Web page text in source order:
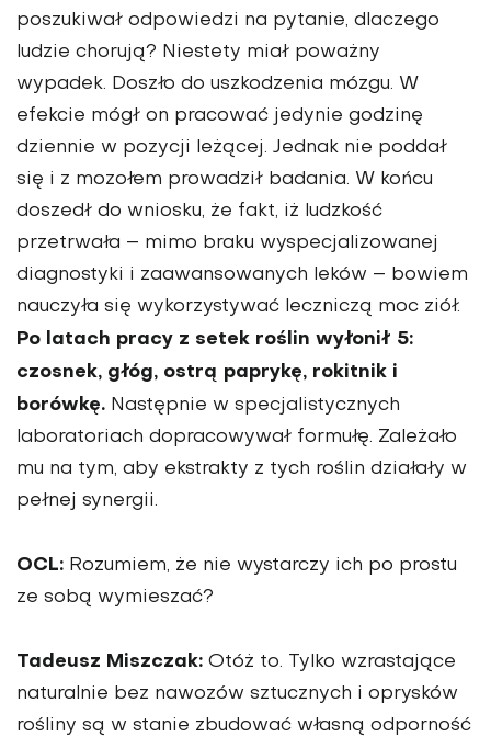
poszukiwał odpowiedzi na pytanie, dlaczego
ludzie chorują? Niestety miał poważny
wypadek. Doszło do uszkodze­nia mózgu. W
efekcie mógł on pracować jedynie godzinę
dziennie w pozycji leżącej. Jednak nie poddał
się i z mo­zołem prowadził badania. W końcu
doszedł do wniosku, że fakt, iż ludzkość
przetrwała – mimo braku wyspecjalizo­wanej
diagnostyki i zaawansowanych leków – bowiem
nauczyła się wykorzy­stywać leczniczą moc ziół.
Po latach pracy z setek roślin wyłonił 5:
czosnek, głóg, ostrą paprykę, rokitnik i
borówkę. Następnie w specjalistycznych
labora­toriach dopracowywał formułę. Zale­żało
mu na tym, aby ekstrakty z tych roślin działały w
pełnej synergii.
OCL: Rozumiem, że nie wystarczy ich po prostu
ze sobą wymieszać?
Tadeusz Miszczak: Otóż to. Tylko wzrasta­jące
naturalnie bez nawozów sztucznych i oprysków
rośliny są w stanie zbudować własną odporność